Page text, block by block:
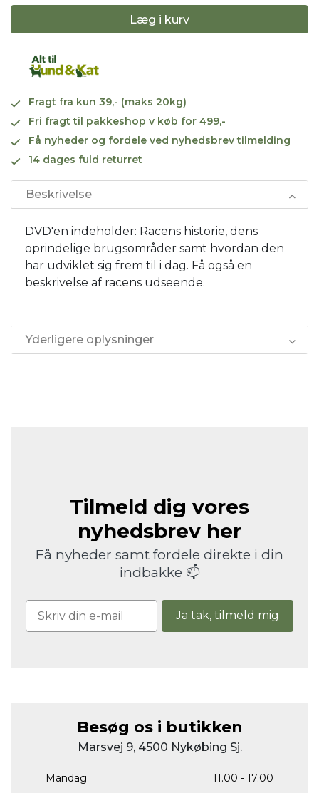
Læg i kurv
Fragt fra kun 39,- (maks 20kg)
Fri fragt til pakkeshop v køb for 499,-
Få nyheder og fordele ved nyhedsbrev tilmelding
14 dages fuld returret
Beskrivelse
DVD'en indeholder: Racens historie, dens
oprindelige brugsområder samt hvordan den
har udviklet sig frem til i dag. Få også en
beskrivelse af racens udseende.
Yderligere oplysninger
Tilmeld dig vores
nyhedsbrev her
Få nyheder samt fordele direkte i din
indbakke 📫
Ja tak, tilmeld mig
Besøg os i butikken
Marsvej 9, 4500 Nykøbing Sj.
Mandag
11.00 - 17.00